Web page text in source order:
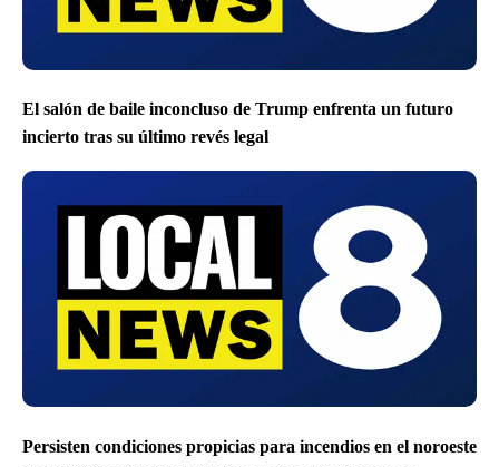
El salón de baile inconcluso de Trump enfrenta un futuro
incierto tras su último revés legal
Persisten condiciones propicias para incendios en el noroeste